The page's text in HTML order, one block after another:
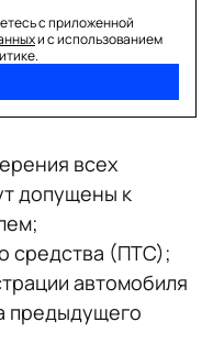
четыре
или
это один и тот
всех
допущены к
средства (ПТС);
автомобиля
предыдущего
с приложенной
и с использованием